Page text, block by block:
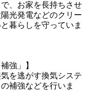
、お家を長持ちさせ
光発電などのクリー
暮らしを守っていま
強」】
を逃がす換気システ
補強などを行いま